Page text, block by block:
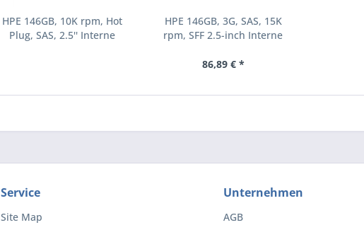
HPE 146GB, 10K rpm, Hot
Plug, SAS, 2.5'' Interne
HPE 146GB, 3G, SAS, 15K
rpm, SFF 2.5-inch Interne
(504062-B21)
86,89 € *
Service
Site Map
Unternehmen
AGB